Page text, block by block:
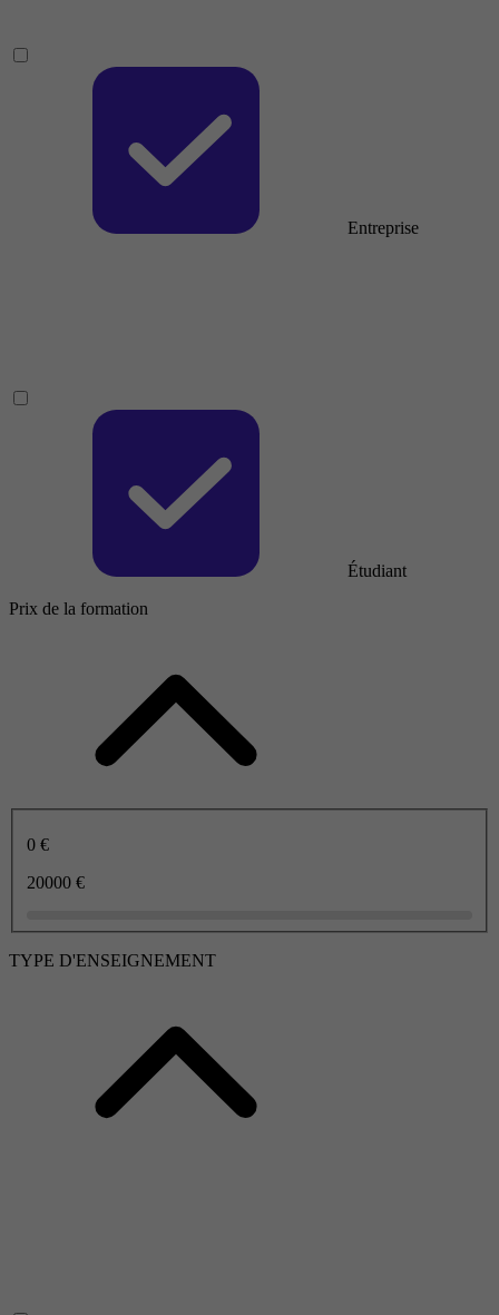
Entreprise
Étudiant
Prix de la formation
0 €
20000 €
TYPE D'ENSEIGNEMENT